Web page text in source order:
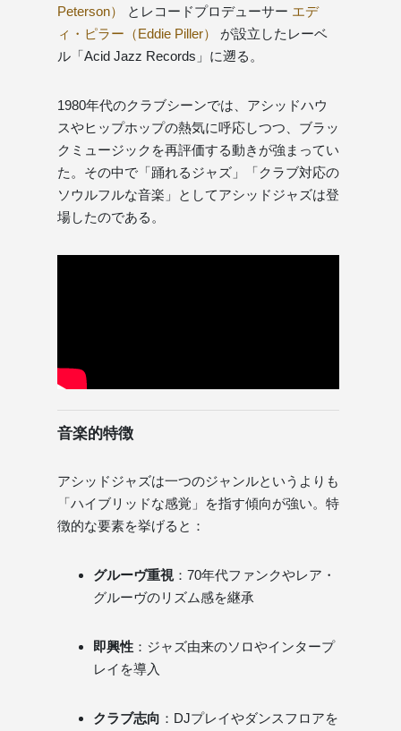
Peterson）
とレコードプロデューサー エデ
ィ・ピラー（Eddie Piller）
が設立したレーベ
ル「Acid Jazz Records」に遡る。
1980年代のクラブシーンでは、アシッドハウ
スやヒップホップの熱気に呼応しつつ、ブラッ
クミュージックを再評価する動きが強まってい
た。その中で「踊れるジャズ」「クラブ対応の
ソウルフルな音楽」としてアシッドジャズは登
場したのである。
音楽的特徴
アシッドジャズは一つのジャンルというよりも
「ハイブリッドな感覚」を指す傾向が強い。特
徴的な要素を挙げると：
グルーヴ重視 ：70年代ファンクやレア・
グルーヴのリズム感を継承
即興性 ：ジャズ由来のソロやインタープ
レイを導入
クラブ志向 ：DJプレイやダンスフロアを